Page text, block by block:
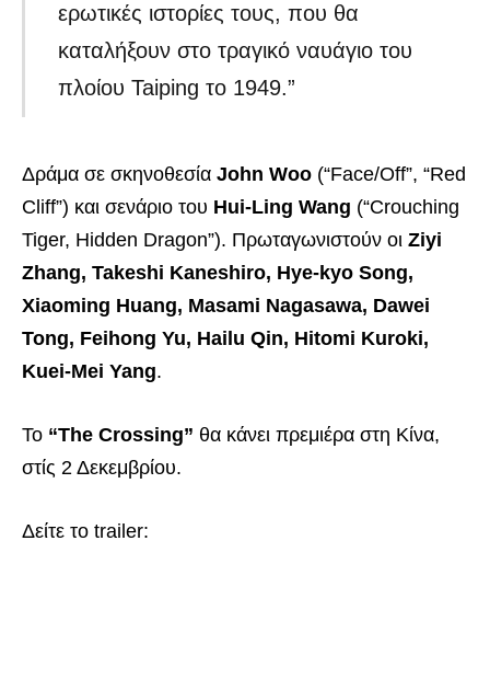
ερωτικές ιστορίες τους, που θα
καταλήξουν στο τραγικό ναυάγιο του
πλοίου Taiping το 1949.”
Δράμα σε σκηνοθεσία John Woo (“Face/Off”, “Red
Cliff”) και σενάριο του Hui-Ling Wang (“Crouching
Tiger, Hidden Dragon”). Πρωταγωνιστούν οι Ziyi
Zhang, Takeshi Kaneshiro, Hye-kyo Song,
Xiaoming Huang, Masami Nagasawa, Dawei
Tong, Feihong Yu, Hailu Qin, Hitomi Kuroki,
Kuei-Mei Yang.
Το “The Crossing” θα κάνει πρεμιέρα στη Κίνα,
στίς 2 Δεκεμβρίου.
Δείτε το trailer: